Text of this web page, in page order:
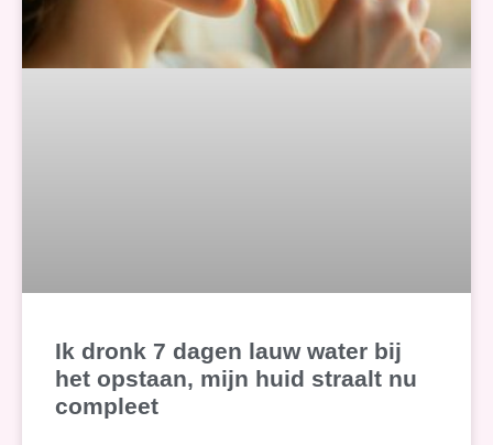
Ik dronk 7 dagen lauw water bij
het opstaan, mijn huid straalt nu
compleet